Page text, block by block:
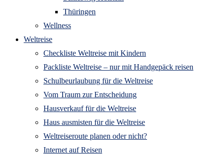
Thüringen
Wellness
Weltreise
Checkliste Weltreise mit Kindern
Packliste Weltreise – nur mit Handgepäck reisen
Schulbeurlaubung für die Weltreise
Vom Traum zur Entscheidung
Hausverkauf für die Weltreise
Haus ausmisten für die Weltreise
Weltreiseroute planen oder nicht?
Internet auf Reisen